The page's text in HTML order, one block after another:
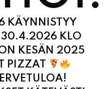
KESÄN 2025
PIZZAT
KÄTEVÄSTI